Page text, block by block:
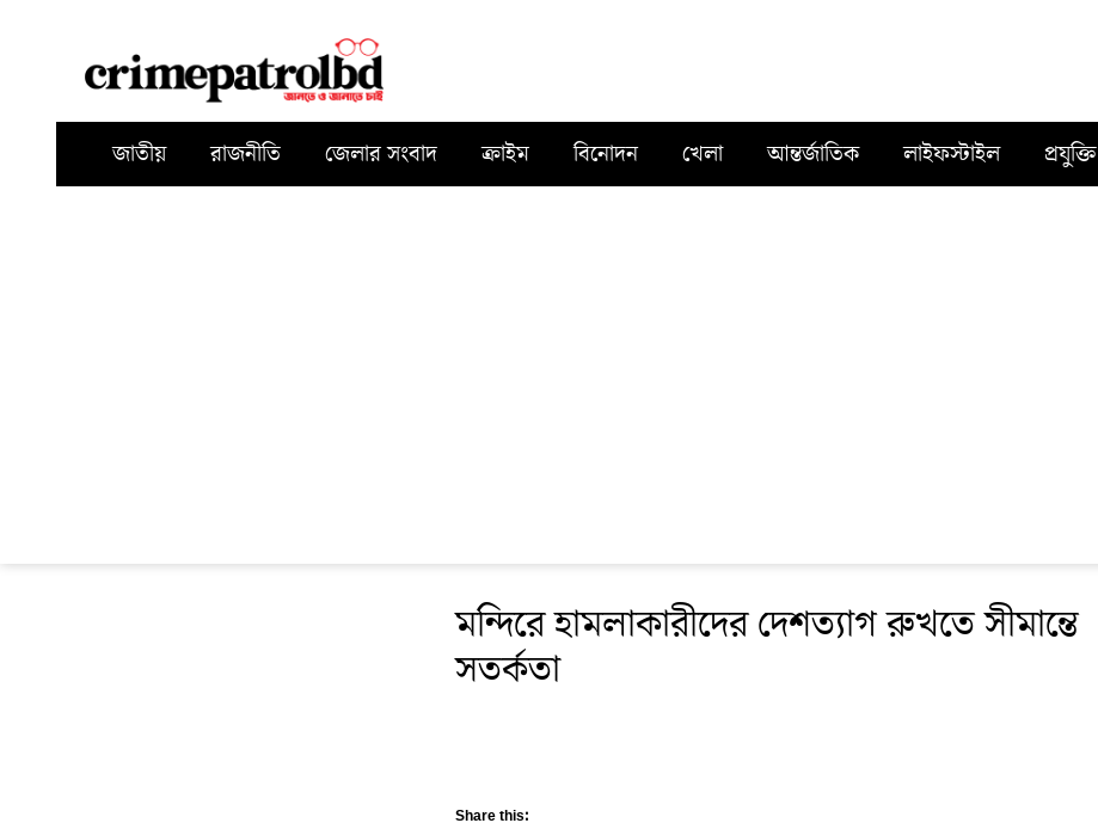
জাতীয় রাজনীতি জেলার সংবাদ ক্রাইম বিনোদন খেলা আন্তর্জাতিক লাইফস্টাইল প্রযুক্তি
মন্দিরে হামলাকারীদের দেশত্যাগ রুখতে সীমান্তে
সতর্কতা
Share this: